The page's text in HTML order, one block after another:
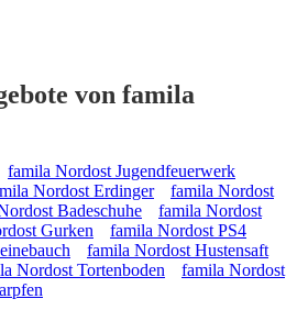
von famila
famila Nordost Jugendfeuerwerk
Nordost Erdinger
famila Nordost
Badeschuhe
famila Nordost
Gurken
famila Nordost PS4
famila Nordost Hustensaft
Nordost Tortenboden
famila Nordost